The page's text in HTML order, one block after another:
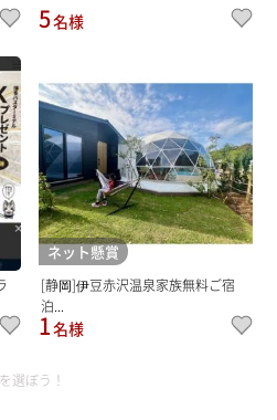
選ぼう！
5名様
ネット懸賞
[静岡]伊豆赤沢温泉家族無料ご宿
泊...
1名様